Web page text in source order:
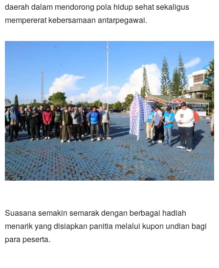
daerah dalam mendorong pola hidup sehat sekaligus
mempererat kebersamaan antarpegawai.
Suasana semakin semarak dengan berbagai hadiah
menarik yang disiapkan panitia melalui kupon undian bagi
para peserta.